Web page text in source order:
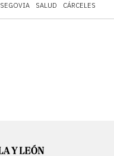
SEGOVIA SALUD CÁRCELES